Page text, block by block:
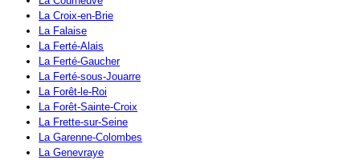
La Croix-en-Brie
La Falaise
La Ferté-Alais
La Ferté-Gaucher
La Ferté-sous-Jouarre
La Forêt-le-Roi
La Forêt-Sainte-Croix
La Frette-sur-Seine
La Garenne-Colombes
La Genevraye